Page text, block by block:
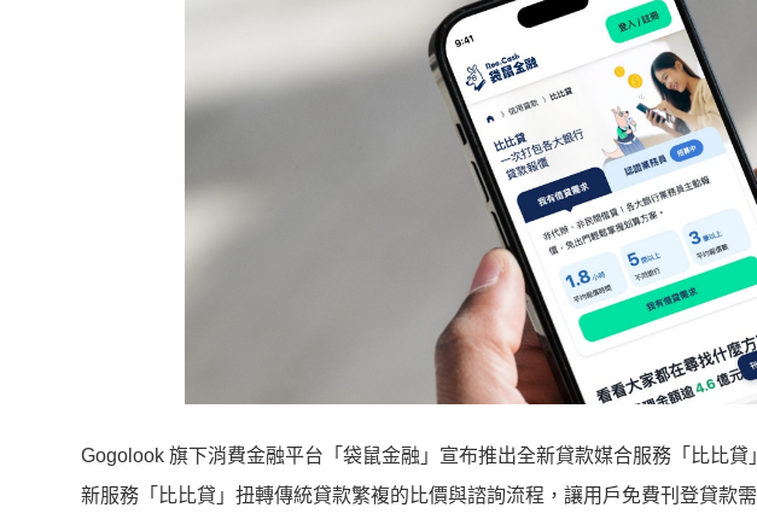
Gogolook 旗下消費金融平台「袋鼠金融」宣布推出全新貸款媒合服務「比比
新服務「比比貸」扭轉傳統貸款繁複的比價與諮詢流程，讓用戶免費刊登貸款